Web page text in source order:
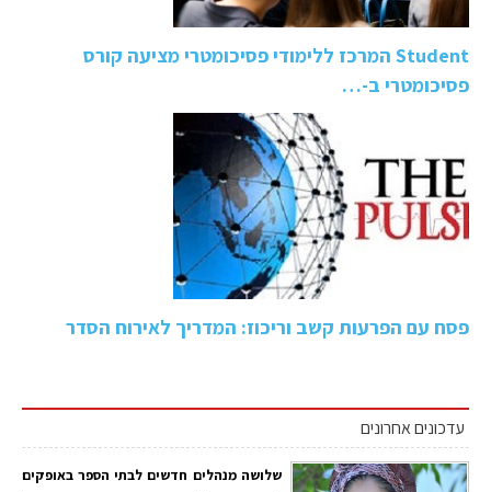
Student המרכז ללימודי פסיכומטרי מציעה קורס
פסיכומטרי ב-…
פסח עם הפרעות קשב וריכוז: המדריך לאירוח הסדר
עדכונים אחרונים
שלושה מנהלים חדשים לבתי הספר באופקים